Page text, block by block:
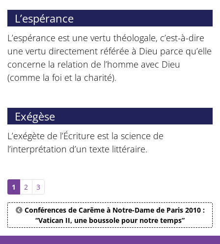
L’espérance
L’espérance est une vertu théologale, c’est-à-dire
une vertu directement référée à Dieu parce qu’elle
concerne la relation de l’homme avec Dieu
(comme la foi et la charité).
Exégèse
L’exégète de l’Écriture est la science de
l’interprétation d’un texte littéraire.
1 2 3
Conférences de Carême à Notre-Dame de Paris 2010 :
“Vatican II, une boussole pour notre temps”